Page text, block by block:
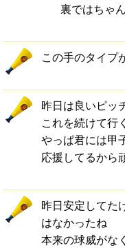
裏ではちゃ
この手のタイプ
昨日は良いピッ
これを続けて行
やっぱ君には甲
応援してるから
昨日安定してた
はなかったね
本来の球威がな